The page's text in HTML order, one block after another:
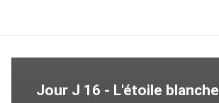
Jour J 16 - L'étoile blanche